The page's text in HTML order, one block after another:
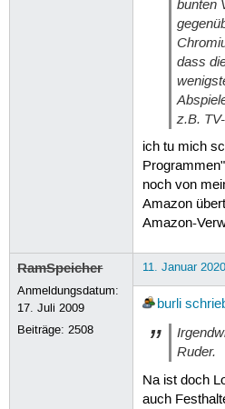
bunten
dass
z.B.
ich tu mich
noch von
Amazon
Amazon-
RamSpeicher
Anmeldungsdatum:
17. Juli 2009
Beiträge:2508
11. Januar
burli
Ruder.
Na ist doch
auch